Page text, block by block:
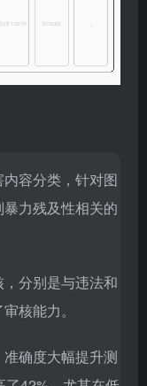
容分类，针对图
力残及性相关的
分别是与违法和
核能力。
确度大幅提升测